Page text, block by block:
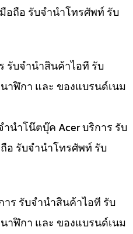
อถือ รับจำนำโทรศัพท์ รับ
รับจำนำสินค้าไอที รับ
าฬิกา และ ของแบรนด์เนม
นำโน๊ตบุ๊ค Acer บริการ รับ
อ รับจำนำโทรศัพท์ รับ
าร รับจำนำสินค้าไอที รับ
าฬิกา และ ของแบรนด์เนม